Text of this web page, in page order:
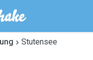
Stutensee